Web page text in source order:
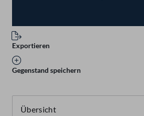
Exportieren
Gegenstand speichern